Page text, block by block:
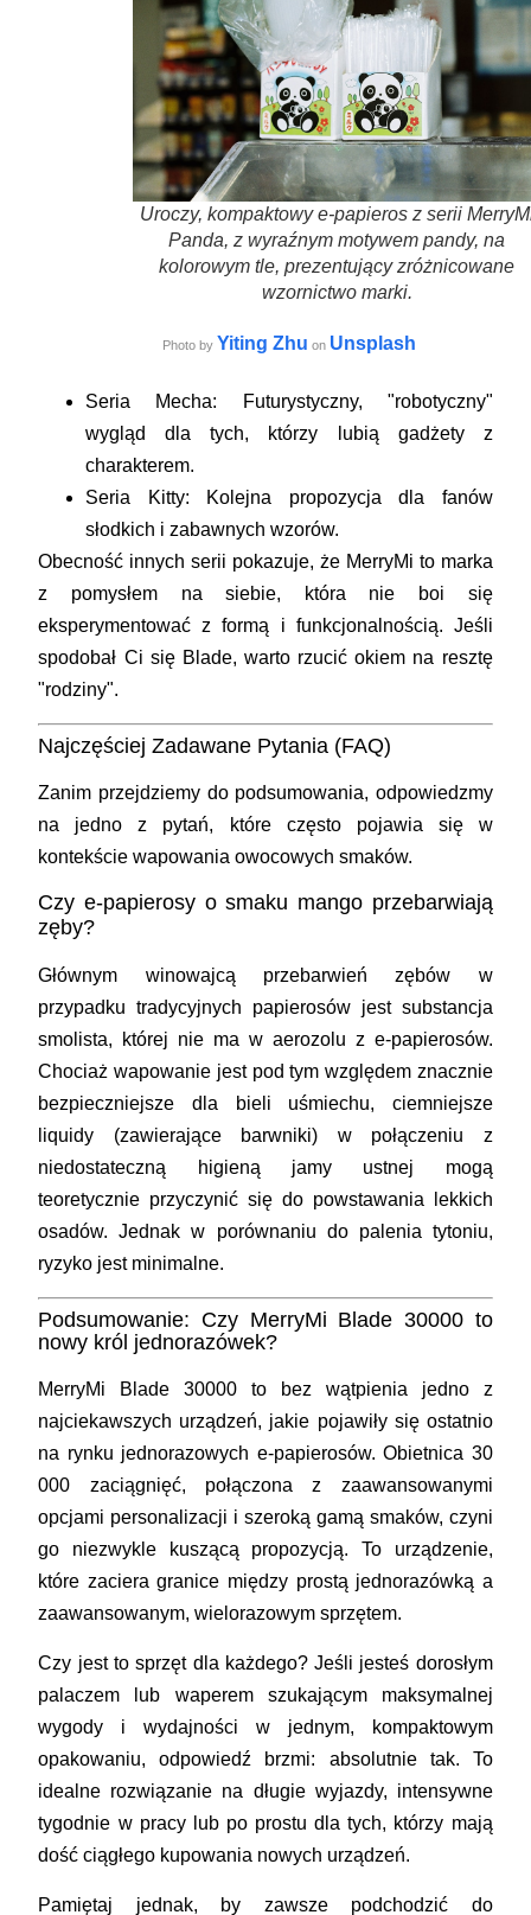
Uroczy, kompaktowy e-papieros z serii
Panda, z wyraźnym motywem pandy, na
kolorowym tle, prezentujący zróżnicowane
wzornictwo marki.
Photo by Yiting Zhu on Unsplash
Seria Mecha: Futurystyczny, "robotyczny"
wygląd dla tych, którzy lubią gadżety z
charakterem.
Seria Kitty: Kolejna propozycja dla fanów
słodkich i zabawnych wzorów.
Obecność innych serii pokazuje, że MerryMi to marka
z pomysłem na siebie, która nie boi się
eksperymentować z formą i funkcjonalnością. Jeśli
spodobał Ci się Blade, warto rzucić okiem na resztę
"rodziny".
Najczęściej Zadawane Pytania (FAQ)
Zanim przejdziemy do podsumowania, odpowiedzmy
na jedno z pytań, które często pojawia się w
kontekście wapowania owocowych smaków.
Czy e-papierosy o smaku mango przebarwiają
zęby?
Głównym winowajcą przebarwień zębów w
przypadku tradycyjnych papierosów jest substancja
smolista, której nie ma w aerozolu z e-papierosów.
Chociaż wapowanie jest pod tym względem znacznie
bezpieczniejsze dla bieli uśmiechu, ciemniejsze
liquidy (zawierające barwniki) w połączeniu z
niedostateczną higieną jamy ustnej mogą
teoretycznie przyczynić się do powstawania lekkich
osadów. Jednak w porównaniu do palenia tytoniu,
ryzyko jest minimalne.
Podsumowanie: Czy MerryMi Blade 30000 to
nowy król jednorazówek?
MerryMi Blade 30000 to bez wątpienia jedno z
najciekawszych urządzeń, jakie pojawiły się ostatnio
na rynku jednorazowych e-papierosów. Obietnica 30
000 zaciągnięć, połączona z zaawansowanymi
opcjami personalizacji i szeroką gamą smaków, czyni
go niezwykle kuszącą propozycją. To urządzenie,
które zaciera granice między prostą jednorazówką a
zaawansowanym, wielorazowym sprzętem.
Czy jest to sprzęt dla każdego? Jeśli jesteś dorosłym
palaczem lub waperem szukającym maksymalnej
wygody i wydajności w jednym, kompaktowym
opakowaniu, odpowiedź brzmi: absolutnie tak. To
idealne rozwiązanie na długie wyjazdy, intensywne
tygodnie w pracy lub po prostu dla tych, którzy mają
dość ciągłego kupowania nowych urządzeń.
Pamiętaj jednak, by zawsze podchodzić do